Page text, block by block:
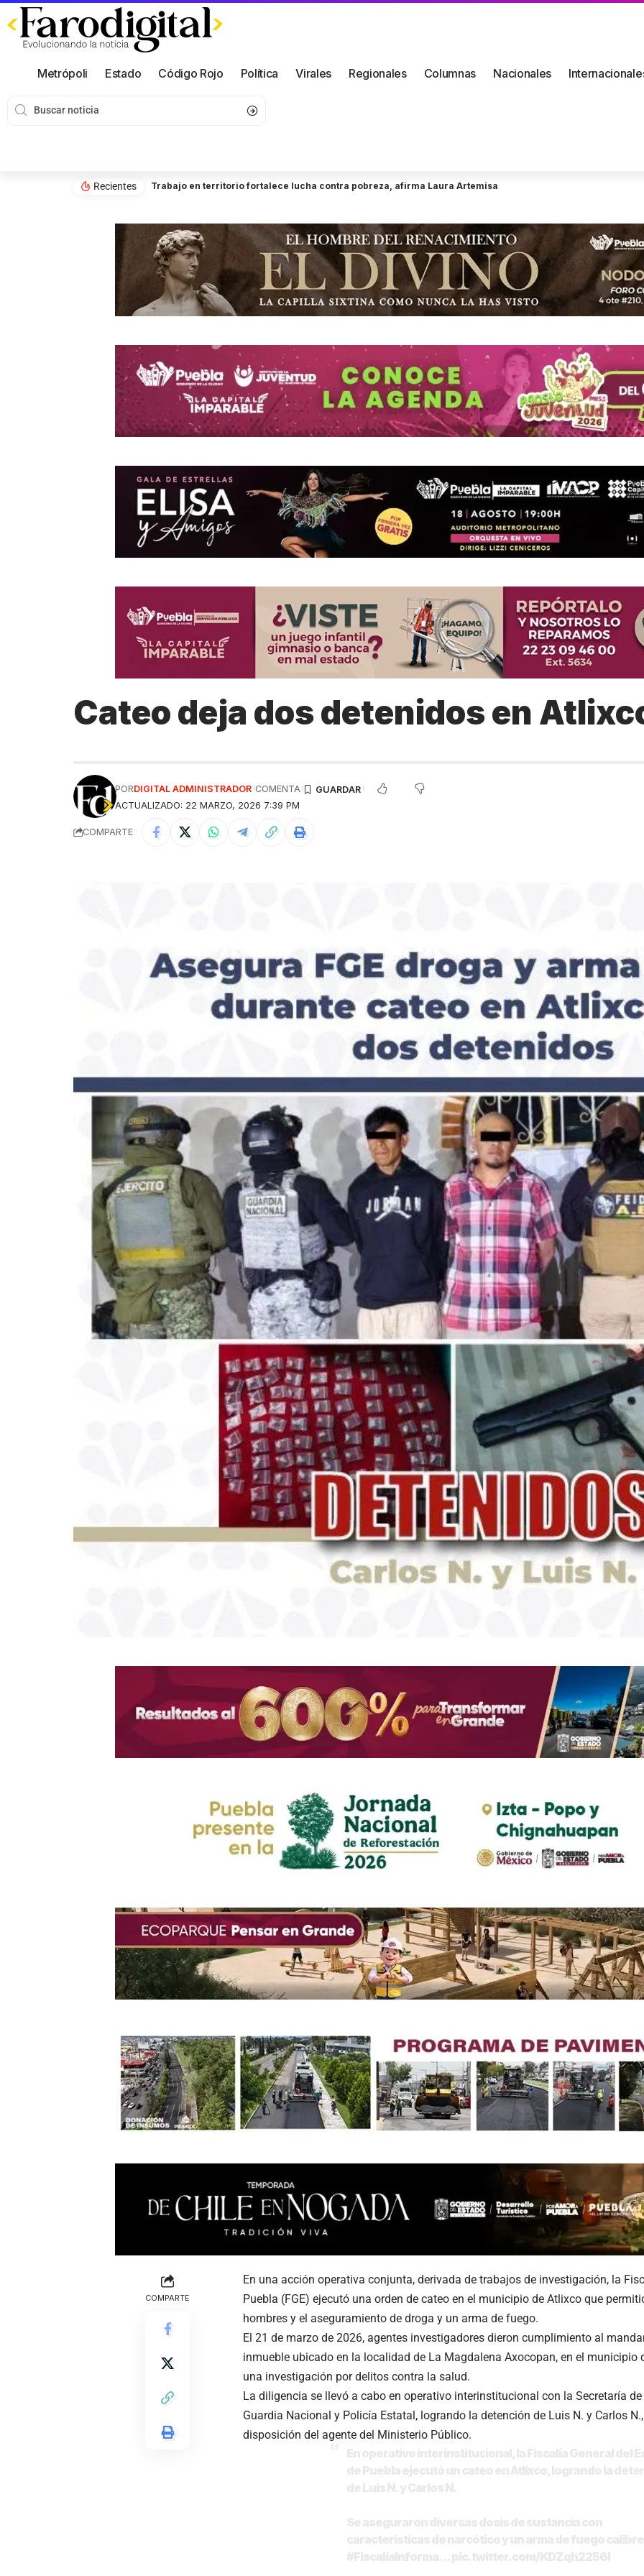
Metrópoli Estado Código Rojo Política Virales Regionales Columnas Nacionales
Recientes Trabajo en territorio fortalece lucha contra pobreza, afirma Laura Artemisa
Cateo deja dos detenidos en
ACTUALIZADO: 22 MARZO, 2026 7:39 PM
PORDIGITAL ADMINISTRADOR COMENTA
COMPARTE
COMPARTE
En una acción operativa conjunta, derivada de trabajos de investigación, la
Puebla (FGE) ejecutó una orden de cateo en el municipio de Atlixco que
hombres y el aseguramiento de droga y un arma de fuego.
El 21 de marzo de 2026, agentes investigadores dieron cumplimiento al
inmueble ubicado en la localidad de La Magdalena Axocopan, en el municipio
una investigación por delitos contra la salud.
La diligencia se llevó a cabo en operativo interinstitucional con la Secretaría
Guardia Nacional y Policía Estatal, logrando la detención de Luis N. y Carlos
disposición del agente del Ministerio Público.